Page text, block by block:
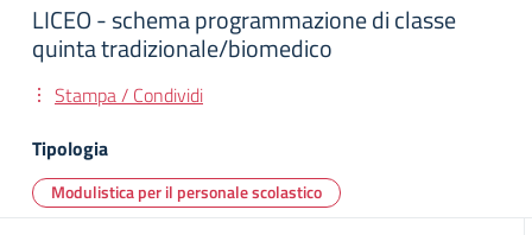
LICEO - schema programmazione di classe
quinta tradizionale/biomedico
Stampa / Condividi
Tipologia
Modulistica per il personale scolastico